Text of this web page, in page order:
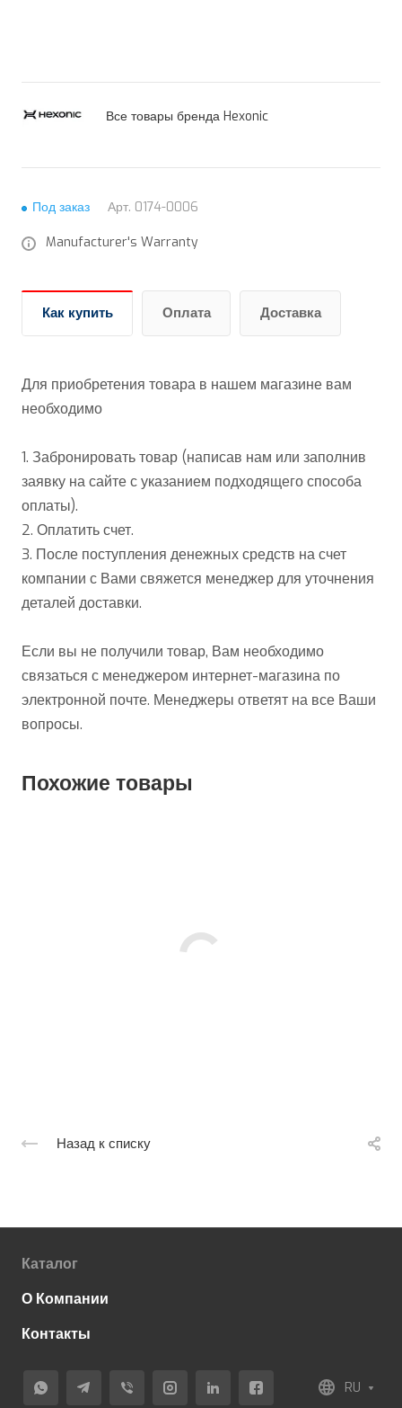
Все товары бренда Hexonic
Под заказ Арт. 0174-0006
Manufacturer's Warranty
Как купить Оплата Доставка
Для приобретения товара в нашем магазине вам
необходимо
1. Забронировать товар (написав нам или заполнив
заявку на сайте с указанием подходящего способа
оплаты).
2. Оплатить счет.
3. После поступления денежных средств на счет
компании с Вами свяжется менеджер для уточнения
деталей доставки.
Если вы не получили товар, Вам необходимо
связаться с менеджером интернет-магазина по
электронной почте. Менеджеры ответят на все Ваши
вопросы.
Похожие товары
Назад к списку
Каталог
О Компании
Контакты
RU